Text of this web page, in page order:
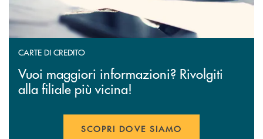
CARTE DI CREDITO
Vuoi maggiori informazioni? Rivolgiti
alla filiale più vicina!
SCOPRI DOVE SIAMO